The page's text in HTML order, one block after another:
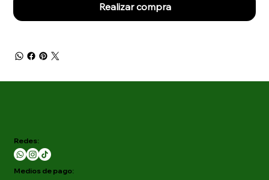
Realizar compra
Redes:
Medios de pago: